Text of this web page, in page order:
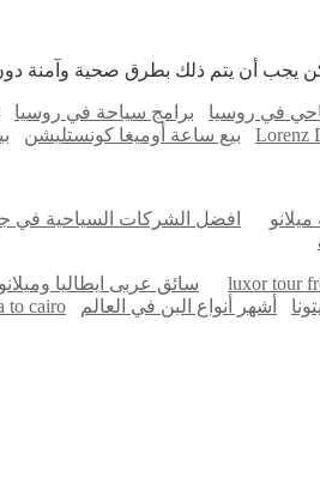
يجب أن يتم ذلك بطرق صحية
في روسيا برامج سياحة في روسيا
Lorenz بيع ساعة أوميغا كونستليشن
افضل الشركات السياحية في
luxor tour سائق عربى ايطاليا
أشهر أنواع البن في العالم to cairo